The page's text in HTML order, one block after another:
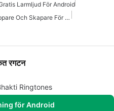
Larmljud För Android
Ringsignal Klippare Och Skapare För Android
रगटन
Ringtones
för Android